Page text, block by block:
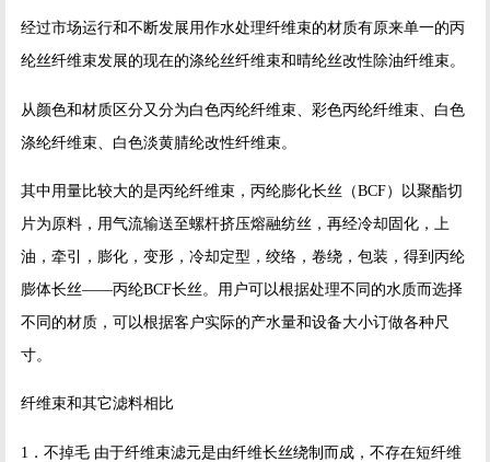
经过市场运行和不断发展用作水处理纤维束的材质有原来单一的丙
纶丝纤维束发展的现在的涤纶丝纤维束和晴纶丝改性除油纤维束。
从颜色和材质区分又分为白色丙纶纤维束、彩色丙纶纤维束、白色
涤纶纤维束、白色淡黄腈纶改性纤维束。
其中用量比较大的是丙纶纤维束，丙纶膨化长丝（BCF）以聚酯切
片为原料，用气流输送至螺杆挤压熔融纺丝，再经冷却固化，上
油，牵引，膨化，变形，冷却定型，绞络，卷绕，包装，得到丙纶
膨体长丝——丙纶BCF长丝。
用户可以根据处理不同的水质而选择
不同的材质，可以根据客户实际的产水量和设备大小订做各种尺
寸。
纤维束和其它滤料相比
1．不掉毛 由于纤维束滤元是由纤维长丝绕制而成，不存在短纤维